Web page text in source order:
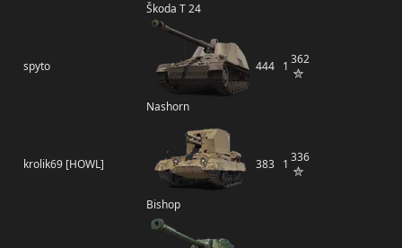
Škoda T 24
spyto
Nashorn
444 1 362
krolik69 [HOWL]
Bishop
383 1 336